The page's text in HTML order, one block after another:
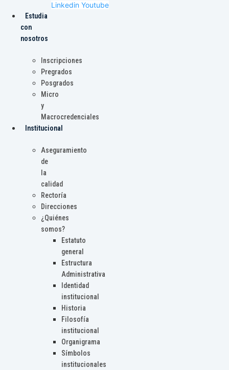
Linkedin Youtube
Estudia
con
nosotros
Inscripciones
Pregrados
Posgrados
Micro
y
Macrocredenciales
Institucional
Aseguramiento
de
la
calidad
Rectoría
Direcciones
¿Quiénes
somos?
Estatuto
general
Estructura
Administrativa
Identidad
institucional
Historia
Filosofía
institucional
Organigrama
Símbolos
institucionales